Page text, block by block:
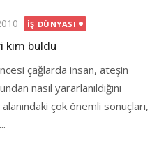
İŞ DÜNYASI
kim buldu
çağlarda insan, ateşin
nasıl yararlanıldığını
çok önemli sonuçları,